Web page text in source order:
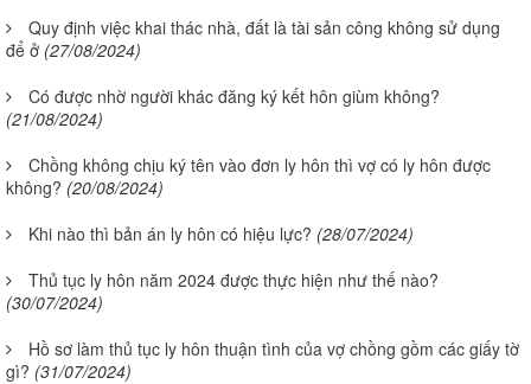
Quy định việc khai thác nhà, đất là tài sản công không sử dụng
để ở (27/08/2024)
Có được nhờ người khác đăng ký kết hôn giùm không?
(21/08/2024)
Chồng không chịu ký tên vào đơn ly hôn thì vợ có ly hôn được
không? (20/08/2024)
Khi nào thì bản án ly hôn có hiệu lực? (28/07/2024)
Thủ tục ly hôn năm 2024 được thực hiện như thế nào?
(30/07/2024)
Hồ sơ làm thủ tục ly hôn thuận tình của vợ chồng gồm các giấy tờ
gì? (31/07/2024)